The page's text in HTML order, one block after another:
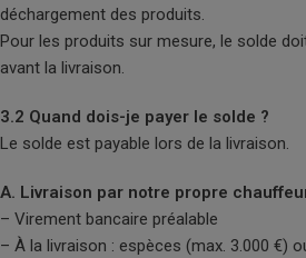
déchargement des produits.
Pour les produits sur mesure, le solde
avant la livraison.
3.2 Quand dois-je payer le solde ?
Le solde est payable lors de la livraison.
A. Livraison par notre propre
– Virement bancaire préalable
– À la livraison : espèces (max. 3.000 €)